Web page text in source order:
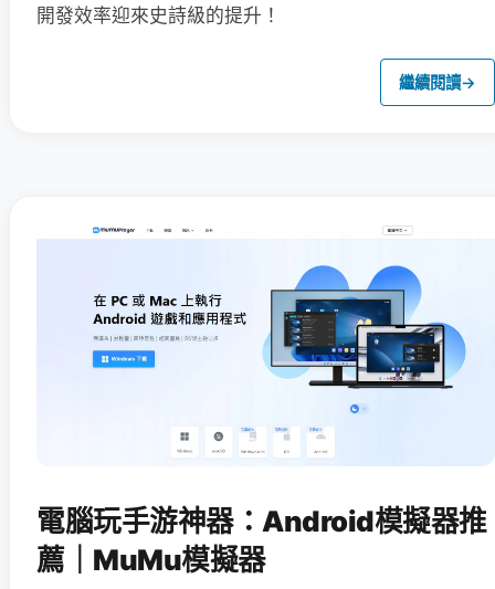
開發效率迎來史詩級的提升！
繼續閱讀→
電腦玩手游神器：Android模擬器推
薦｜MuMu模擬器